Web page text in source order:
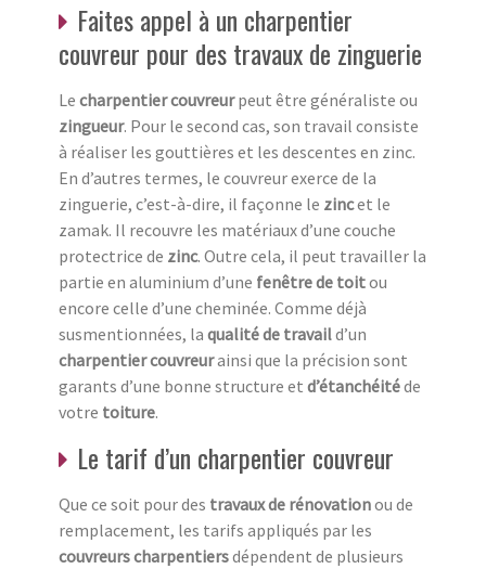
Faites appel à un charpentier
couvreur pour des travaux de zinguerie
Le charpentier couvreurpeut être généraliste ou
zingueur. Pour le second cas, son travail consiste
à réaliser les gouttières et les descentes en zinc.
En d’autres termes, le couvreur exerce de la
zinguerie, c’est-à-dire, il façonne le zincet le
zamak. Il recouvre les matériaux d’une couche
protectrice de zinc. Outre cela, il peut travailler la
partie en aluminium d’une fenêtre de toitou
encore celle d’une cheminée. Comme déjà
susmentionnées, la qualité de travaild’un
charpentier couvreurainsi que la précision sont
garants d’une bonne structure et d’étanchéitéde
votre toiture.
Le tarif d’un charpentier couvreur
Que ce soit pour des travaux de rénovationou de
remplacement, les tarifs appliqués par les
couvreurs charpentiersdépendent de plusieurs